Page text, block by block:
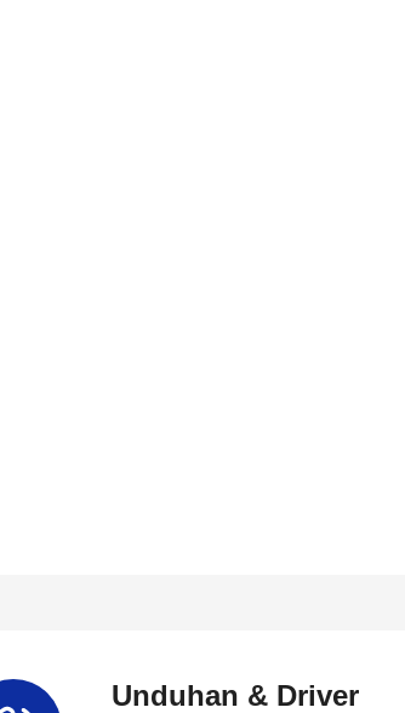
Unduhan & Driver